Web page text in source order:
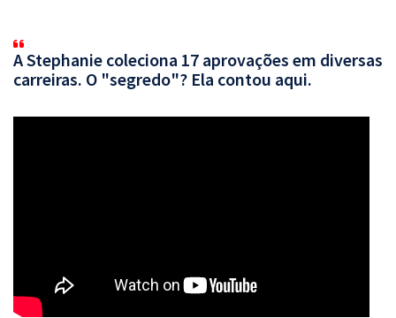
A Stephanie coleciona 17 aprovações em diversas
carreiras. O "segredo"? Ela contou aqui.